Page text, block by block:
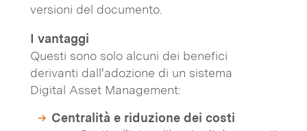
versioni del documento.
I vantaggi
Questi sono solo alcuni dei benefici
derivanti dall'adozione di un sistema
Digital Asset Management:
Centralità e riduzione dei costi